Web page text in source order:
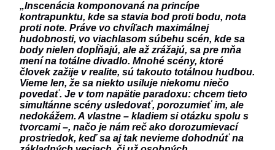
„Inscenácia komponovaná na princípe
kontrapunktu, kde sa stavia bod proti bodu, nota
proti note. Práve vo chvíľach maximálnej
hudobnosti, vo viachlasom súbehu scén, kde sa
body nielen dopĺňajú, ale až zrážajú, sa pre mňa
mení na totálne divadlo. Mnohé scény, ktoré
človek zažije v realite, sú takouto totálnou hudbou.
Vieme len, že sa niekto usiluje niekomu niečo
povedať. Je v tom napätie paradoxu: chcem tieto
simultánne scény usledovať, porozumieť im, ale
nedokážem. A vlastne – kladiem si otázku spolu s
tvorcami –, načo je nám reč ako dorozumievací
prostriedok, keď sa aj tak nevieme dohodnúť na